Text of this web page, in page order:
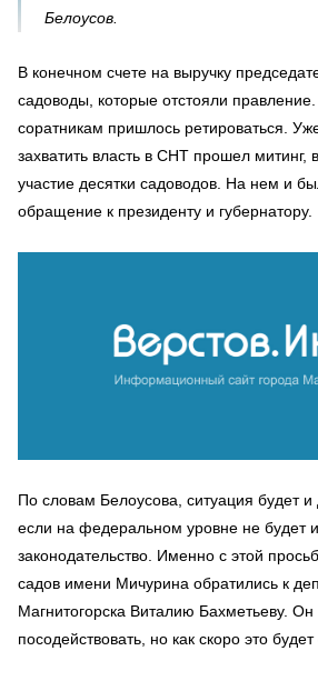
Белоусов.
В конечном счете на выручку
садоводы, которые отстояли
соратникам пришлось ретироваться.
захватить власть в СНТ прошел митинг,
участие десятки садоводов. На нем и
обращение к президенту и губернатору.
По словам Белоусова, ситуация будет и
если на федеральном уровне не будет
законодательство. Именно с этой
садов имени Мичурина обратились к
Магнитогорска Виталию Бахметьеву.
посодействовать, но как скоро это